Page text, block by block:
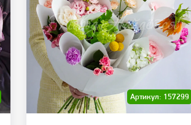
Артикул: 157299